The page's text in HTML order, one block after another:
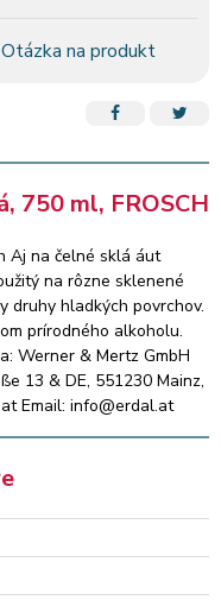
Otázka na produkt
750 ml, FROSCH
Aj na čelné sklá áut
na rôzne sklenené
druhy hladkých povrchov.
prírodného alkoholu.
Werner & Mertz GmbH
13 & DE, 551230 Mainz,
Email: info@erdal.at